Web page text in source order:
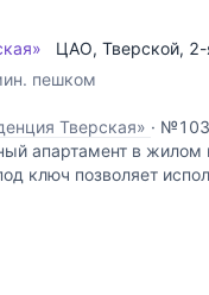
ЦАО, Тверской, 2-
пешком
Тверская» ·
апартамент в жилом
ключ позволяет